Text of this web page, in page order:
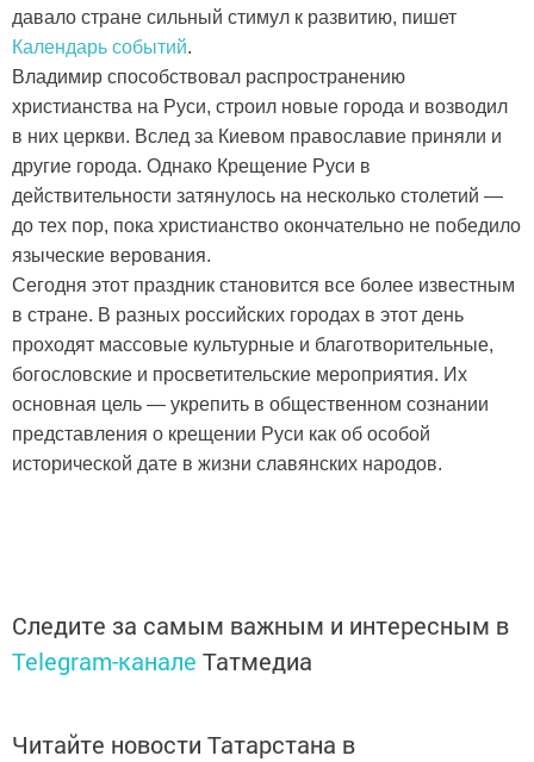
давало стране сильный стимул к развитию, пишет
Календарь событий.
Владимир способствовал распространению
христианства на Руси, строил новые города и возводил
в них церкви. Вслед за Киевом православие приняли и
другие города. Однако Крещение Руси в
действительности затянулось на несколько столетий —
до тех пор, пока христианство окончательно не победило
языческие верования.
Сегодня этот праздник становится все более известным
в стране. В разных российских городах в этот день
проходят массовые культурные и благотворительные,
богословские и просветительские мероприятия. Их
основная цель — укрепить в общественном сознании
представления о крещении Руси как об особой
исторической дате в жизни славянских народов.
Следите за самым важным и интересным в
Telegram-канале Татмедиа
Читайте новости Татарстана в